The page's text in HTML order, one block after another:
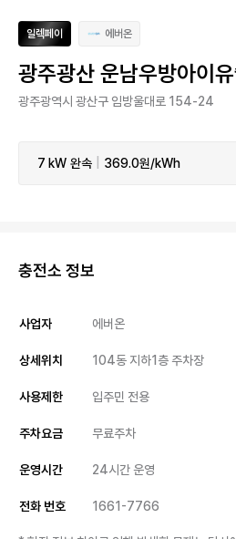
일렉페이 에버온
광주광산 운남우방아이
광주광역시 광산구 임방울대로 154-24
7 kW 완속 369.0원/kWh
충전소 정보
사업자 에버온
상세위치 104동 지하1층 주차장
사용제한 입주민 전용
주차요금 무료주차
운영시간 24시간 운영
전화 번호 1661-7766